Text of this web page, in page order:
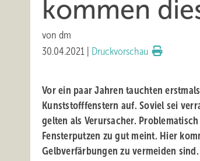
kommen
von dm
30.04.2021
Druckvorschau
Vor ein paar Jahren tauchten
Kunststofffenstern auf. Soviel sei
gelten als Verursacher.
Fensterputzen zu gut meint. Hier
Gelbverfärbungen zu vermeiden sind.